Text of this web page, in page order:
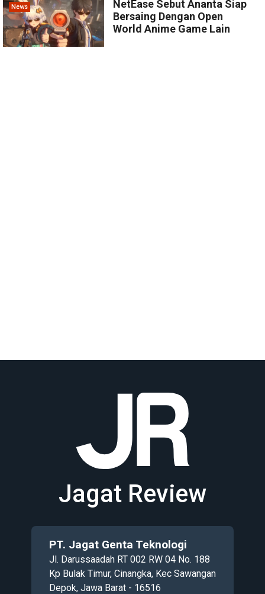
News
NetEase Sebut Ananta Siap
Bersaing Dengan Open
World Anime Game Lain
Jagat Review
PT. Jagat Genta Teknologi
Jl. Darussaadah RT 002 RW 04 No. 188
Kp Bulak Timur, Cinangka, Kec Sawangan
Depok, Jawa Barat - 16516